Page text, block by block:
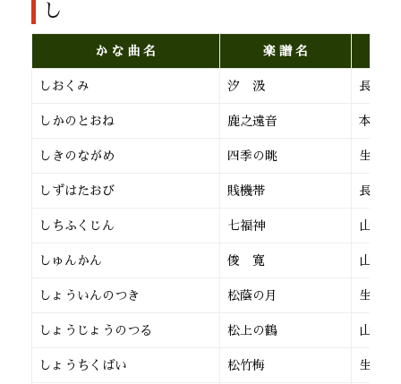
し
か な 曲 名 楽 譜 名
しおくみ 汐 汲 長 唄
しかのとおね 鹿之遠音 本 曲
しきのながめ 四季の眺 生田流
しずはたおび 賎機帯 長 唄
しちふくじん 七福神 山田流
しゅんかん 俊 寛 山田流
しょういんのつき 松蔭の月 生田流
しょうじょうのつる 松上の鶴 山田流
しょうちくばい 松竹梅 生田流